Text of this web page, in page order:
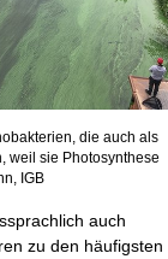
die auch als
weil sie Photosynthese
IGB
auch
zu den häufigsten